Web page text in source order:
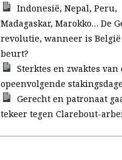
Indonesië, Nepal, Peru,
Madagaskar, Marokko… De
revolutie, wanneer is België
beurt?
Sterktes en zwaktes van
opeenvolgende
Gerecht en patronaat
tekeer tegen Clarebout-